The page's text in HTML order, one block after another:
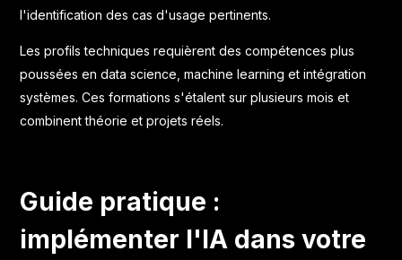
l'identification des cas d'usage pertinents.
Les profils techniques requièrent des compétences plus
poussées en data science, machine learning et intégration
systèmes. Ces formations s'étalent sur plusieurs mois et
combinent théorie et projets réels.
Guide pratique :
implémenter l'IA dans votre